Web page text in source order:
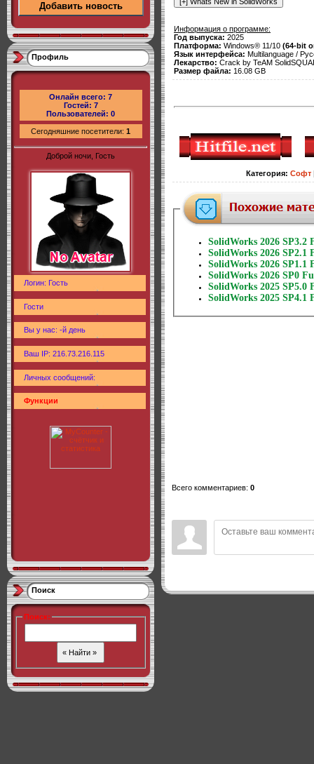
Добавить новость
Профиль
Онлайн всего: 7
Гостей: 7
Пользователей: 0
Сегодняшние посетители: 1
Доброй ночи, Гость
Логин: Гость
Гости
Вы у нас: -й день
Ваш IP: 216.73.216.115
Личных сообщений:
Функции
Поиск
Поиск:
Информация о программе:
Год выпуска: 2025
Платформа: Windows® 11/10 (64-bit
Язык интерфейса: Multilanguage /
Лекарство: Crack by TeAM
Размер файла: 16.08 GB
Категория: Софт
SolidWorks 2026
SolidWorks 2026
SolidWorks 2026
SolidWorks 2026 SP0
SolidWorks 2025
SolidWorks 2025
Всего комментариев: 0